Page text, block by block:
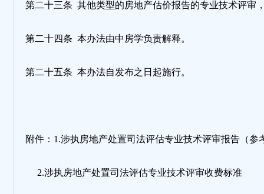
第二十三条 其他类型的房地产估价报告的专业技术评审
第二十四条 本办法由中房学负责解释。
第二十五条 本办法自发布之日起施行。
附件：1.涉执房地产处置司法评估专业技术评审报告（
2.涉执房地产处置司法评估专业技术评审收费标准